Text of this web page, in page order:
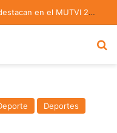
Estudiantes STEM de la UDLAP destacan en el MUTVI 2026
Deportes